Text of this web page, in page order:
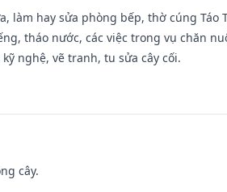
làm hay sửa phòng bếp, thờ cúng Táo
tháo nước, các việc trong vụ chăn
nghệ, vẽ tranh, tu sửa cây cối.
cây.